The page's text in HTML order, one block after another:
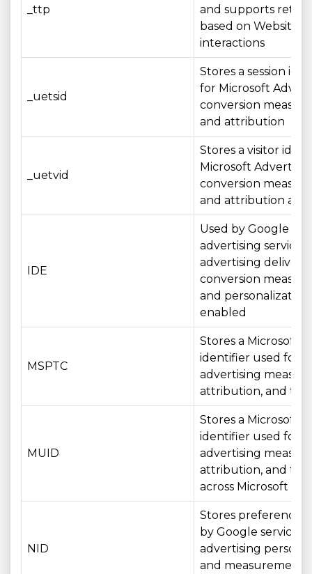
_ttp
and supports
based on Website
interactions
_uetsid
Stores a session
for Microsoft
conversion
and attribution
_uetvid
Stores a visitor
Microsoft
conversion
and attribution
IDE
Used by Google
advertising services
advertising delivery,
conversion
and
enabled
MSPTC
Stores a Microsoft
identifier used for
advertising
attribution, and
MUID
Stores a Microsoft
identifier used for
advertising
attribution, and
across Microsoft
NID
Stores preferences
by Google services
advertising
and measurement